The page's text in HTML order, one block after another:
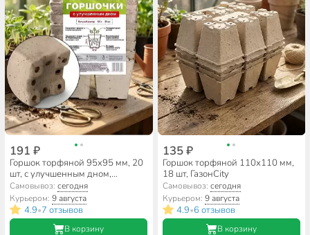
191 ₽
Горшок торфяной 95х95 мм, 20
шт, с улучшенным дном,
ГазонCity
Самовывоз:сегодня
Курьером:9 августа
4.9•7 отзывов
В корзину
135 ₽
Горшок торфяной 110х110 мм,
18 шт, ГазонCity
Самовывоз: сегодня
Курьером: 9 августа
4.9•6 отзывов
В корзину